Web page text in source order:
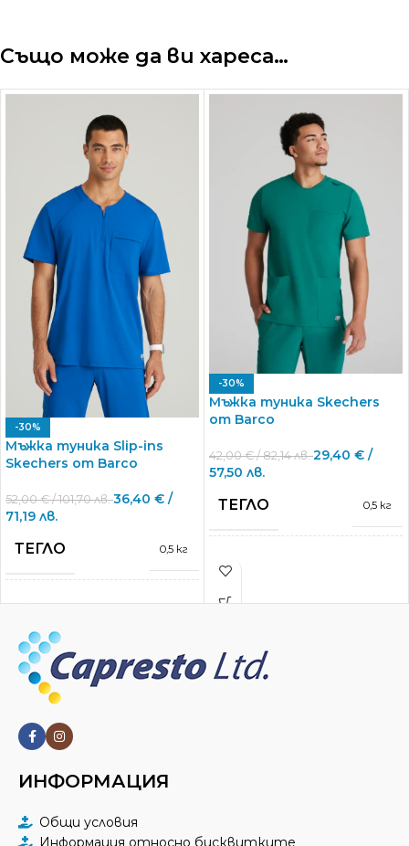
Също може да ви хареса…
-30%
Мъжка туника Slip-ins
Skechers от Barco
52,00€/ 101,70 лв.36,40 € /
71,19 лв.
ТЕГЛО 0,5 кг
Skechers™ by
РАЗМЕРИ L ,M,S,XL, XS
СЪСТАВ
-30%
Мъжка туника Skechers
от Barco
42,00€/ 82,14 лв.29,40 € /
57,50 лв.
ТЕГЛО 0,5 кг
МАРКА
ДЖОБОВЕ
ИНФОРМАЦИЯ
Общи условия
Информация относно бисквитките